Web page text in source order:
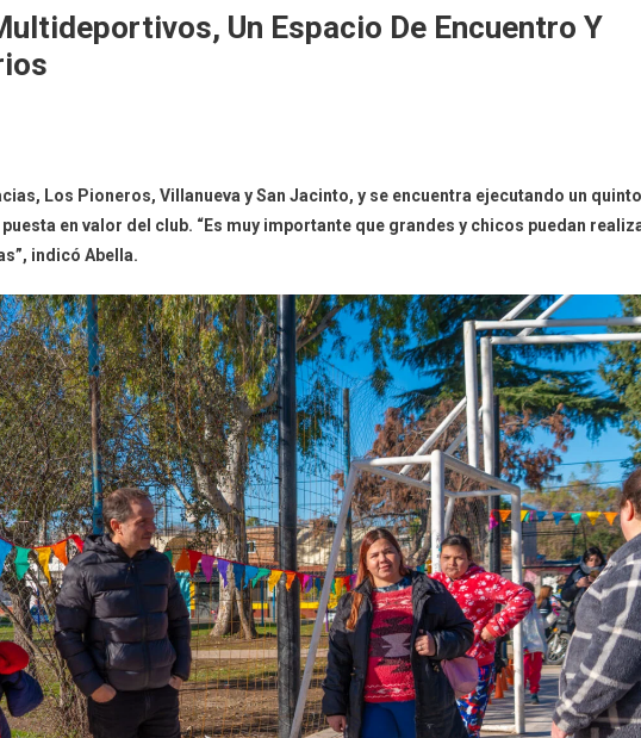
Un Espacio De Encuentro Y
Los Pioneros, Villanueva y San Jacinto, y se encuentra ejecutando un quinto
en valor del club. “Es muy importante que grandes y chicos puedan
indicó Abella.